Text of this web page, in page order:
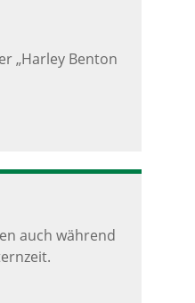
„Harley Benton
auch während